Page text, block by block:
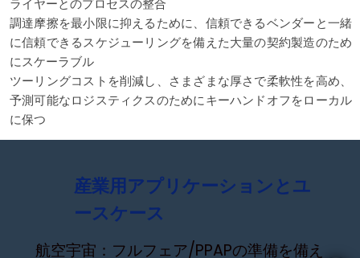
調達摩擦を最小限に抑えるために、信頼できるベンダーと一緒
に信頼できるスケジューリングを備えた大量の契約製造のため
にスケーラブル
ツーリングコストを削減し、さまざまな厚さで柔軟性を高め、
予測可能なロジスティクスのためにキーハンドオフをローカル
に保つ
産業用アプリケーションとユ
ースケース
航空宇宙：フルフェア/PPAPの準備を備え